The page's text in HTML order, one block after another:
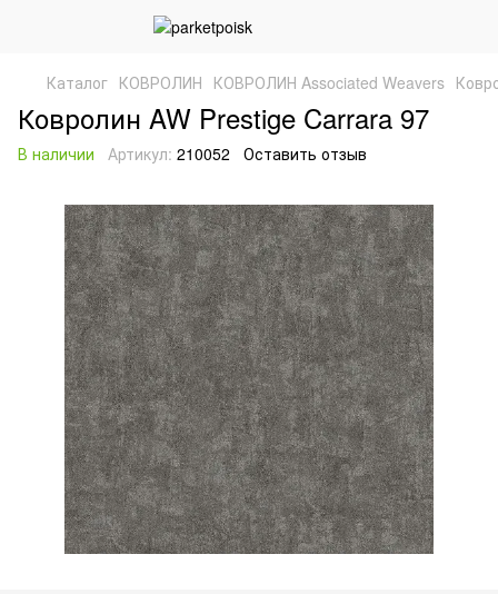
Каталог КОВРОЛИН КОВРОЛИН Associated Weavers
Ковролин AW Prestige Carrara 97
В наличии Артикул: 210052 Оставить отзыв